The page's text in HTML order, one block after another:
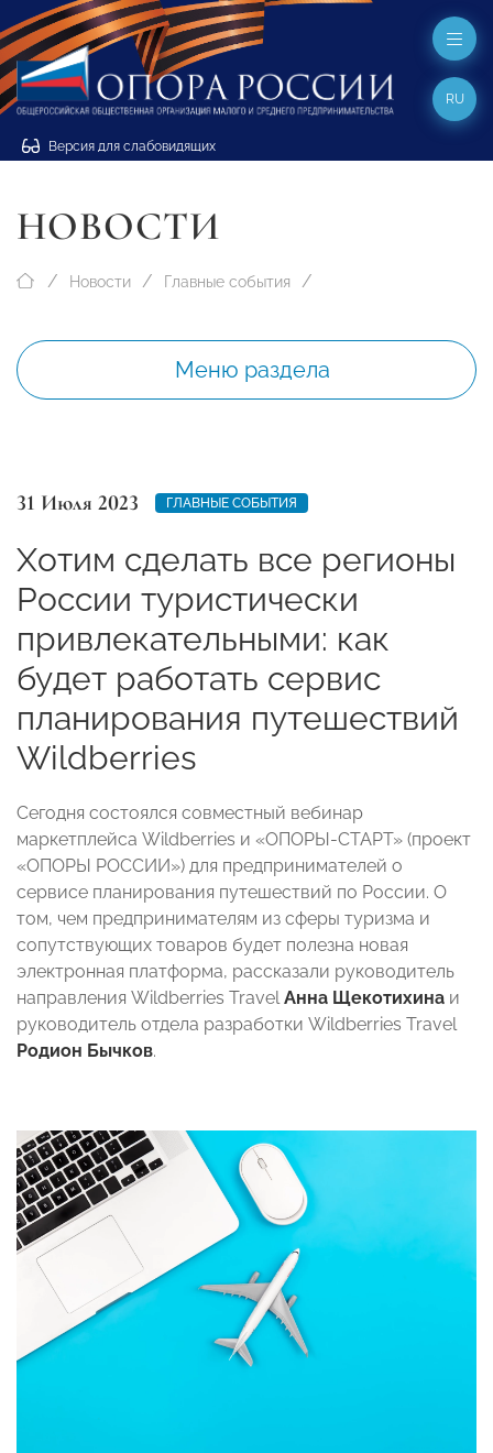
Версия для слабовидящих
RU
НОВОСТИ
Новости Главные события
Меню раздела
31 Июля 2023 ГЛАВНЫЕ СОБЫТИЯ
Хотим сделать все регионы
России туристически
привлекательными: как
будет работать сервис
планирования путешествий
Wildberries
Сегодня состоялся совместный вебинар
маркетплейса Wildberries и «ОПОРЫ-СТАРТ» (проект
«ОПОРЫ РОССИИ») для предпринимателей о
сервисе планирования путешествий по России. О
том, чем предпринимателям из сферы туризма и
сопутствующих товаров будет полезна новая
электронная платформа, рассказали руководитель
направления Wildberries Travel Анна Щекотихина и
руководитель отдела разработки Wildberries Travel
Родион Бычков.